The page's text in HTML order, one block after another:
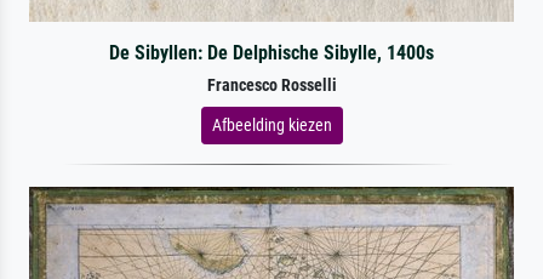
De Sibyllen: De Delphische Sibylle, 1400s
Francesco Rosselli
Afbeelding kiezen